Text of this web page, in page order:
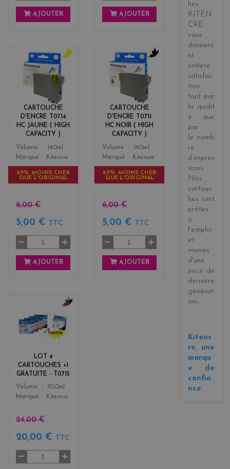
AJOUTER AJOUTER
CARTOUCHE
D'ENCRE T0714
HC JAUNE ( HIGH
CAPACITY )
Color
e
l
l
o
w
Volume
14.0ml
Marque
Kitencre
69% MOINS CHER
QUE L'ORIGINAL
6,00 €
5,00 € TTC
AJOUTER
CARTOUCHE
D'ENCRE T0711
HC NOIR ( HIGH
CAPACITY )
Color
l
a
c
k
Volume
14.0ml
Marque
Kitencre
69% MOINS CHER
QUE L'ORIGINAL
6,00 €
5,00 € TTC
AJOUTER
LOT 4
CARTOUCHES +1
GRATUITE - T0715
Color
l
a
3
Volume
70.0ml
Marque
Kitencre
24,00 €
20,00 € TTC
hes
KITEN
CRE
vous
donnero
nt
entière
satisfac
tion
tant par
la qualit
é que
par
le nomb
re
d’impres
sions.
Nos
cartouc
hes sont
prêtes
à
l'emploi
et
munies
d'une
puce de
dernière
générat
ion.
Kitenc
re, une
marqu
e de
confia
nce.